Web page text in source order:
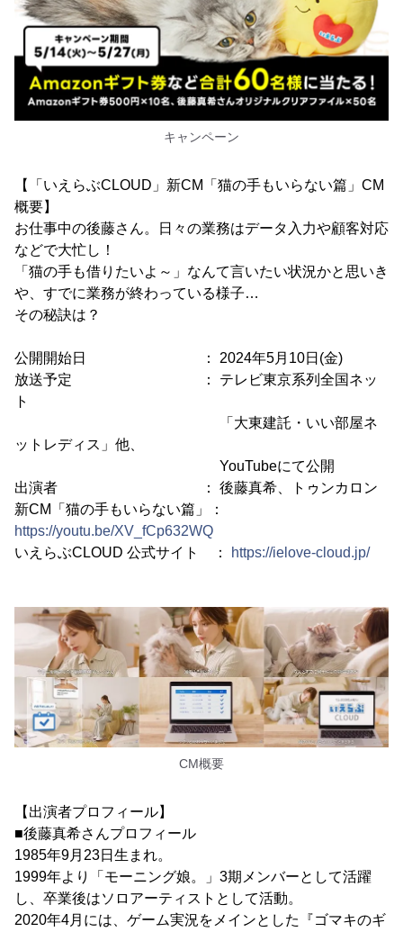
キャンペーン
【「いえらぶCLOUD」新CM「猫の手もいらない篇」CM
概要】
お仕事中の後藤さん。日々の業務はデータ入力や顧客対応
などで大忙し！
「猫の手も借りたいよ～」なんて言いたい状況かと思いき
や、すでに業務が終わっている様子…
その秘訣は？
公開開始日 ： 2024年5月10日(金)
放送予定 ： テレビ東京系列全国ネッ
ト
「大東建託・いい部屋ネ
ットレディス」他、
YouTubeにて公開
出演者 ： 後藤真希、トゥンカロン
新CM「猫の手もいらない篇」：
https://youtu.be/XV_fCp632WQ
いえらぶCLOUD 公式サイト ：
https://ielove-cloud.jp/
CM概要
【出演者プロフィール】
■後藤真希さんプロフィール
1985年9月23日生まれ。
1999年より「モーニング娘。」3期メンバーとして活躍
し、卒業後はソロアーティストとして活動。
2020年4月には、ゲーム実況をメインとした『ゴマキのギ